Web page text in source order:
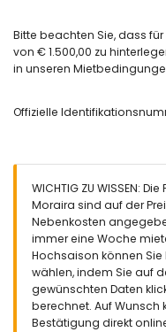
Ventilator und en-
Schlafzimmer mit
Ventilator
Badezimmer mit
großes und
beheizter privater
Tiefe
Garten mit Kies,
Sonnenliegen
3 Terrassen
Außenküche und Grill
Außendusche
Außensitzbereich
Bitte beachten Sie, dass
von € 1.500,00 zu
in unseren
Offizielle
WICHTIG ZU WISSEN:
Moraira sind auf der
Nebenkosten
immer eine Woche
Hochsaison können
wählen, indem Sie auf
gewünschten Daten
berechnet. Auf Wunsch
Bestätigung direkt